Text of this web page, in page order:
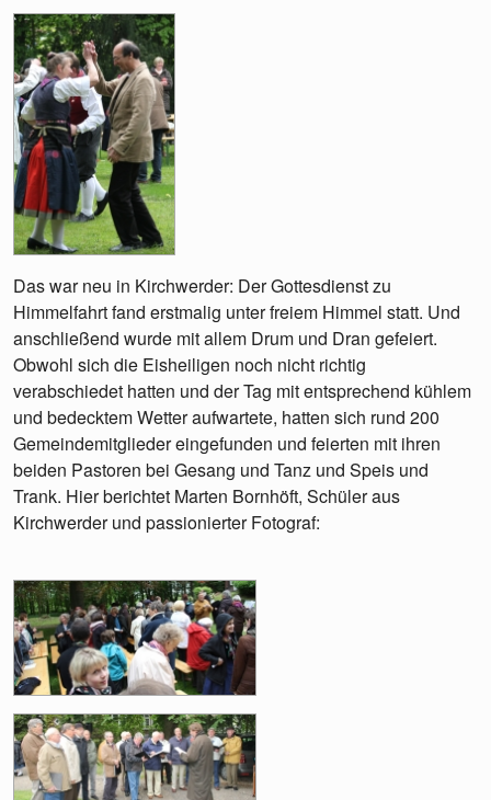
Das war neu in Kirchwerder: Der Gottesdienst zu
Himmelfahrt fand erstmalig unter freiem Himmel statt. Und
anschließend wurde mit allem Drum und Dran gefeiert.
Obwohl sich die Eisheiligen noch nicht richtig
verabschiedet hatten und der Tag mit entsprechend kühlem
und bedecktem Wetter aufwartete, hatten sich rund 200
Gemeindemitglieder eingefunden und feierten mit ihren
beiden Pastoren bei Gesang und Tanz und Speis und
Trank. Hier berichtet Marten Bornhöft, Schüler aus
Kirchwerder und passionierter Fotograf: